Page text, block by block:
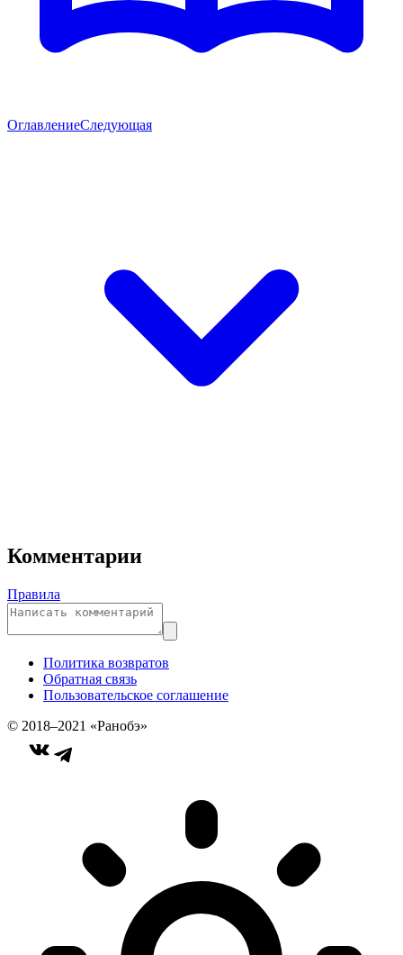
ОглавлениеСледующая
Комментарии
Правила
Политика возвратов
Обратная связь
Пользовательское соглашение
© 2018–2021 «Ранобэ»